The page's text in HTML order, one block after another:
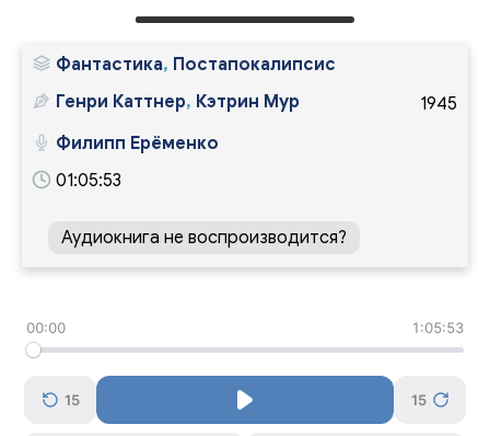
Фантастика, Постапокалипсис
1945
Генри Каттнер, Кэтрин Мур
Филипп Ерёменко
01:05:53
Аудиокнига не воспроизводится?
00:00 1:05:53
15 15